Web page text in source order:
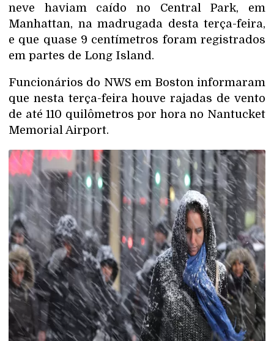
neve haviam caído no Central Park, em
Manhattan, na madrugada desta terça-feira,
e que quase 9 centímetros foram registrados
em partes de Long Island.
Funcionários do NWS em Boston informaram
que nesta terça-feira houve rajadas de vento
de até 110 quilômetros por hora no Nantucket
Memorial Airport.